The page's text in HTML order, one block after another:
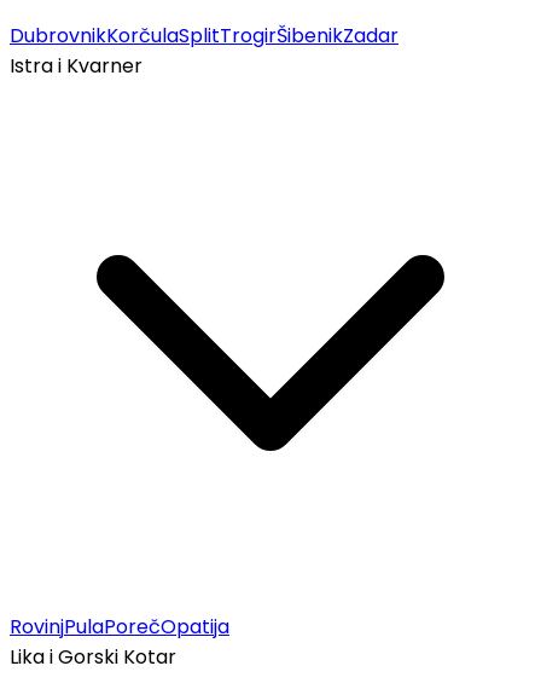
DubrovnikKorčulaSplitTrogirŠibenikZadar
Istra i Kvarner
RovinjPulaPorečOpatija
Lika i Gorski Kotar